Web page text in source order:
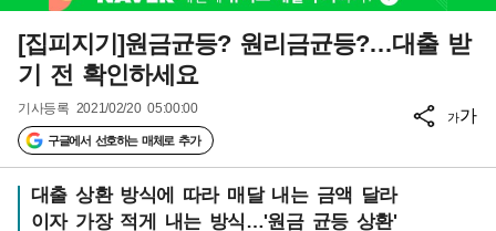
[집피지기]원금균등? 원리금균등?…대출 받
기 전 확인하세요
기사등록 2021/02/20 05:00:00
구글에서 선호하는 매체로 추가
가가
대출 상환 방식에 따라 매달 내는 금액 달라
이자 가장 적게 내는 방식…'원금 균등 상환'